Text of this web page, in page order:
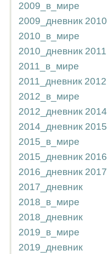
2009_в_мире
2009_дневник 2010
2010_в_мире
2010_дневник 2011
2011_в_мире
2011_дневник 2012
2012_в_мире
2012_дневник 2014
2014_дневник 2015
2015_в_мире
2015_дневник 2016
2016_дневник 2017
2017_дневник
2018_в_мире
2018_дневник
2019_в_мире
2019_дневник